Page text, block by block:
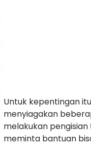
Untuk kepentingan
menyiagakan
melakukan
meminta bantuan